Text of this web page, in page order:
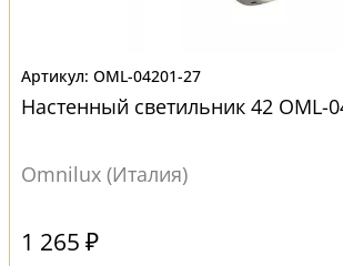
OML-04201-27
Настенный светильник 42 OML-
Omnilux (Италия)
1 265 ₽